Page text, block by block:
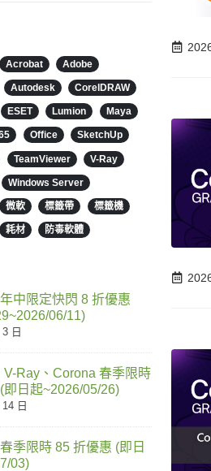
Acrobat Adobe
Autodesk CorelDRAW
ESET Lumion Maya
Office SketchUp
TeamViewer V-Ray
Windows Server
微軟 標籤帶 標籤機
耗材 防毒軟體
中限定快閃 8 折優惠
06/11)
日
V-Ray、Corona 春季限時
即日起~2026/05/26)
日
季限時 85 折優惠 (即日
03)